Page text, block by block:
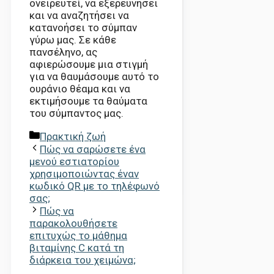
ονειρευτεί, να εξερευνήσει
και να αναζητήσει να
κατανοήσει το σύμπαν
γύρω μας. Σε κάθε
πανσέληνο, ας
αφιερώσουμε μια στιγμή
για να θαυμάσουμε αυτό το
ουράνιο θέαμα και να
εκτιμήσουμε τα θαύματα
του σύμπαντος μας.
Κατηγορίες
Πρακτική ζωή
Πώς να σαρώσετε ένα
μενού εστιατορίου
χρησιμοποιώντας έναν
κωδικό QR με το τηλέφωνό
σας;
Πώς να
παρακολουθήσετε
επιτυχώς το μάθημα
βιταμίνης C κατά τη
διάρκεια του χειμώνα;